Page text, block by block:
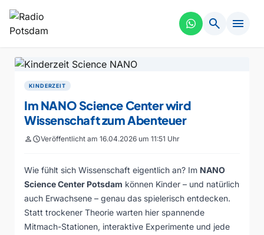
search menu
KINDERZEIT
Im NANO Science Center wird
Wissenschaft zum Abenteuer
personscheduleVeröffentlicht am 16.04.2026 um 11:51 Uhr
Wie fühlt sich Wissenschaft eigentlich an? Im NANO
Science Center Potsdam können Kinder – und natürlich
auch Erwachsene – genau das spielerisch entdecken.
Statt trockener Theorie warten hier spannende
Mitmach-Stationen, interaktive Experimente und jede